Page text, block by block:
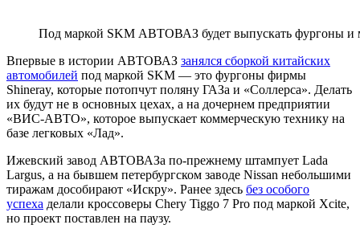
Под маркой SKM АВТОВАЗ будет выпускать фургоны и
Впервые в истории АВТОВАЗ занялся сборкой китайских
автомобилей под маркой SKM — это фургоны фирмы
Shineray, которые потопчут поляну ГАЗа и «Соллерса». Делать
их будут не в основных цехах, а на дочернем предприятии
«ВИС-АВТО», которое выпускает коммерческую технику на
базе легковых «Лад».
Ижевский завод АВТОВАЗа по-прежнему штампует Lada
Largus, а на бывшем петербургском заводе Nissan небольшими
тиражам дособирают «Искру». Ранее здесь без особого
успеха делали кроссоверы Chery Tiggo 7 Pro под маркой Xcite,
но проект поставлен на паузу.